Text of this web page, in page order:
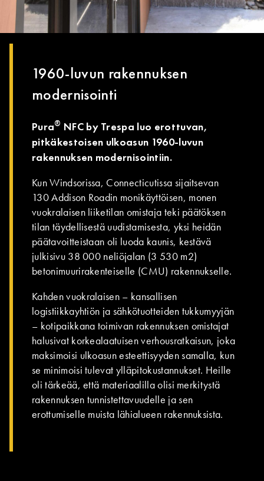
1960-luvun rakennuksen
modernisointi
Pura® NFC by Trespa luo erottuvan,
pitkäkestoisen ulkoasun 1960-luvun
rakennuksen modernisointiin.
Kun Windsorissa, Connecticutissa sijaitsevan
130 Addison Roadin monikäyttöisen, monen
vuokralaisen liiketilan omistaja teki päätöksen
tilan täydellisestä uudistamisesta, yksi heidän
päätavoitteistaan oli luoda kaunis, kestävä
julkisivu 38 000 neliöjalan (3 530 m2)
betonimuurirakenteiselle (CMU) rakennukselle.
Kahden vuokralaisen – kansallisen
logistiikkayhtiön ja sähkötuotteiden tukkumyyjän
– kotipaikkana toimivan rakennuksen omistajat
halusivat korkealaatuisen verhousratkaisun, joka
maksimoisi ulkoasun esteettisyyden samalla, kun
se minimoisi tulevat ylläpitokustannukset. Heille
oli tärkeää, että materiaalilla olisi merkitystä
rakennuksen tunnistettavuudelle ja sen
erottumiselle muista lähialueen rakennuksista.